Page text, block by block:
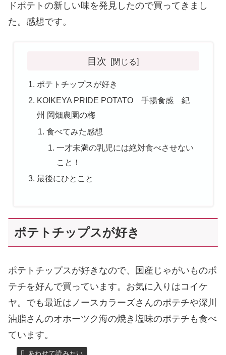
ドポテトの新しい味を発見したので買ってきまし
た。感想です。
目次
ポテトチップスが好き
KOIKEYA PRIDE POTATO 手揚食感 紀
州 岡畑農園の梅
食べてみた感想
一才未満の乳児には絶対食べさせない
こと！
最後にひとこと
ポテトチップスが好き
ポテトチップスが好きなので、国産じゃがいものポ
テチを好んで買っています。お気に入りはコイケ
ヤ。でも最近はノースカラーズさんのポテチや深川
油脂さんのオホーツク海の焼き塩味のポテチも食べ
ています。